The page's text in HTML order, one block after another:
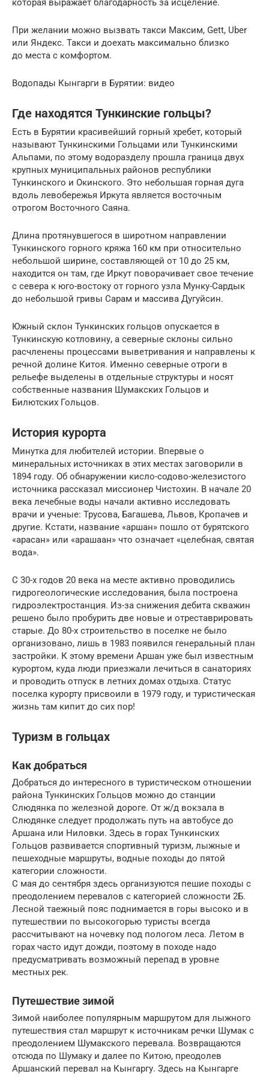
которая выражает благодарность за исцеление.
При желании можно вызвать такси Максим, Gett, Uber
или Яндекс. Такси и доехать максимально близко
до места с комфортом.
Водопады Кынгарги в Бурятии: видео
Где находятся Тункинские гольцы?
Есть в Бурятии красивейший горный хребет, который
называют Тункинскими Гольцами или Тункинскими
Альпами, по этому водоразделу прошла граница двух
крупных муниципальных районов республики
Тункинского и Окинского. Это небольшая горная дуга
вдоль левобережья Иркута является восточным
отрогом Восточного Саяна.
Длина протянувшегося в широтном направлении
Тункинского горного кряжа 160 км при относительно
небольшой ширине, составляющей от 10 до 25 км,
находится он там, где Иркут поворачивает свое течение
с севера к юго-востоку от горного узла Мунку-Сардык
до небольшой гривы Сарам и массива Дугуйсин.
Южный склон Тункинских гольцов опускается в
Тункинскую котловину, а северные склоны сильно
расчленены процессами выветривания и направлены к
речной долине Китоя. Именно северные отроги в
рельефе выделены в отдельные структуры и носят
собственные названия Шумакских Гольцов и
Билютских Гольцов.
История курорта
Минутка для любителей истории. Впервые о
минеральных источниках в этих местах заговорили в
1894 году. Об обнаружении кисло-содово-железистого
источника рассказал миссионер Чистохин. В начале 20
века лечебные воды начали активно исследовать
врачи и ученые: Трусова, Багашева, Львов, Кропачев и
другие. Кстати, название «аршан» пошло от бурятского
«арасан» или «арашаан» что означает «целебная, святая
вода».
С 30-х годов 20 века на месте активно проводились
гидрогеологические исследования, была построена
гидроэлектростанция. Из-за снижения дебита скважин
решено было пробурить две новые и отреставрировать
старые. До 80-х строительство в поселке не было
организовано, лишь в 1983 появился генеральный план
застройки. К этому времени Аршан уже был известным
курортом, куда люди приезжали лечиться в санаториях
и проводить отпуск в летних домах отдыха. Статус
поселка курорту присвоили в 1979 году, и туристическая
жизнь там кипит до сих пор!
Туризм в гольцах
Как добраться
Добраться до интересного в туристическом отношении
района Тункинских Гольцов можно до станции
Слюдянка по железной дороге. От ж/д вокзала в
Слюдянке следует продолжать путь на автобусе до
Аршана или Ниловки. Здесь в горах Тункинских
Гольцов развивается спортивный туризм, лыжные и
пешеходные маршруты, водные походы до пятой
категории сложности.
С мая до сентября здесь организуются пешие походы с
преодолением перевалов с категорией сложности 2Б.
Лесной таежный пояс поднимается в горы высоко и в
путешествии по высокогорью туристы всегда
рассчитывают на ночевку под пологом леса. Летом в
горах часто идут дожди, поэтому в походе надо
предусматривать возможный перепад в уровне
местных рек.
Путешествие зимой
Зимой наиболее популярным маршрутом для лыжного
путешествия стал маршрут к источникам речки Шумак с
преодолением Шумакского перевала. Возвращаются
отсюда по Шумаку и далее по Китою, преодолев
Аршанский перевал на Кынгаргу. Здесь на Кынгарге